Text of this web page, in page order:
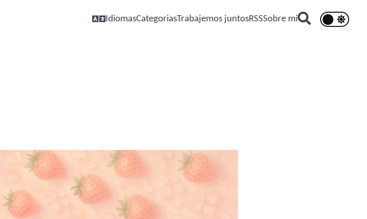
IdiomasCategoriasTrabajemos juntosRSSSobre mi